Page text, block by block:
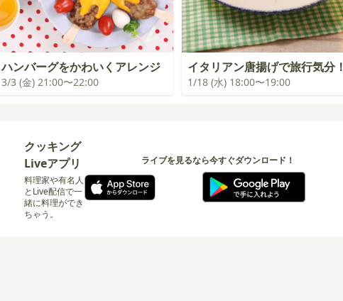
ハンバーグをかわいくアレンジ
3/3 (金) 21:00〜22:00
イタリアン唐揚げで旅行気分！
1/18 (水) 18:00〜19:00
クッキング
Liveアプリ
料理家や有名人
とLive配信で一
緒に料理ができ
ちゃう。
ライブを見るなら今すぐダウンロード！